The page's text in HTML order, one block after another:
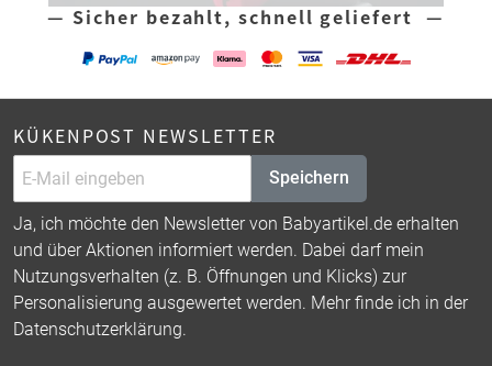
— Sicher bezahlt, schnell geliefert —
KÜKENPOST NEWSLETTER
Speichern
Ja, ich möchte den Newsletter von Babyartikel.de erhalten
und über Aktionen informiert werden. Dabei darf mein
Nutzungsverhalten (z. B. Öffnungen und Klicks) zur
Personalisierung ausgewertet werden. Mehr finde ich in der
Datenschutzerklärung.